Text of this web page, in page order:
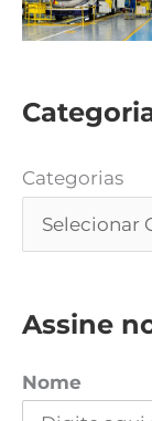
Categorias
Assine
Nome